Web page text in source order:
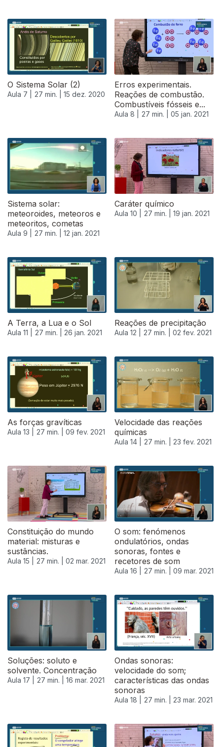
O Sistema Solar (2)
Aula 7 | 27 min. | 15 dez. 2020
Erros experimentais.
Reações de combustão.
Combustíveis fósseis e...
Aula 8 | 27 min. | 05 jan. 2021
Sistema solar:
meteoroides, meteoros e
meteoritos, cometas
Aula 9 | 27 min. | 12 jan. 2021
Caráter químico
Aula 10 | 27 min. | 19 jan. 2021
A Terra, a Lua e o Sol
Aula 11 | 27 min. | 26 jan. 2021
Reações de precipitação
Aula 12 | 27 min. | 02 fev. 2021
521746
As forças gravíticas
Aula 13 | 27 min. | 09 fev. 2021
Velocidade das reações
químicas
Aula 14 | 27 min. | 23 fev. 2021
Constituição do mundo
material: misturas e
sustâncias.
Aula 15 | 27 min. | 02 mar. 2021
O som: fenómenos
ondulatórios, ondas
sonoras, fontes e
recetores de som
Aula 16 | 27 min. | 09 mar. 2021
Soluções: soluto e
solvente. Concentração
Aula 17 | 27 min. | 16 mar. 2021
Ondas sonoras:
velocidade do som;
características das ondas
sonoras
Aula 18 | 27 min. | 23 mar. 2021